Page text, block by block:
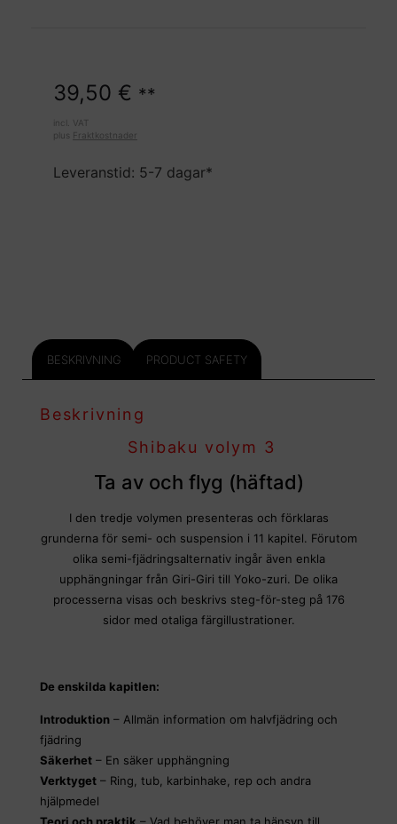
39,50 € **
incl. VAT
plus
Fraktkostnader
Leveranstid: 5-7 dagar*
BESKRIVNING PRODUCT SAFETY
Beskrivning
Shibaku volym 3
Ta av och flyg (häftad)
I den tredje volymen presenteras och förklaras
grunderna för semi- och suspension i 11 kapitel. Förutom
olika semi-fjädringsalternativ ingår även enkla
upphängningar från Giri-Giri till Yoko-zuri. De olika
processerna visas och beskrivs steg-för-steg på 176
sidor med otaliga färgillustrationer.
De enskilda kapitlen:
Introduktion – Allmän information om halvfjädring och
fjädring
Säkerhet – En säker upphängning
Verktyget – Ring, tub, karbinhake, rep och andra
hjälpmedel